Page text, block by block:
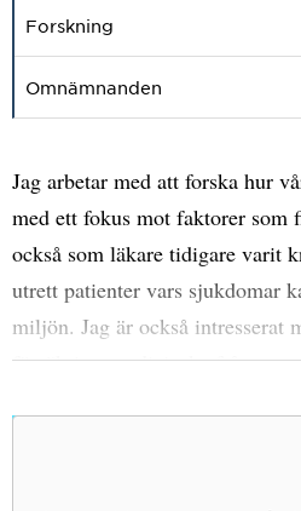
Forskning
Omnämnanden
Jag arbetar med att forska hur
med ett fokus mot faktorer som
också som läkare tidigare varit
utrett patienter vars sjukdomar
miljön. Jag är också intresserat
försäkringsmedicinska frågor.
Jag är i slutfasen på ett projekt